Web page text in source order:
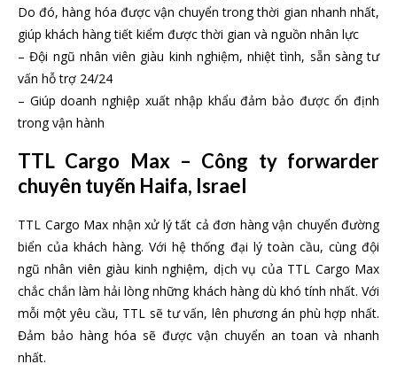
Do đó, hàng hóa được vận chuyển trong thời gian nhanh nhất,
giúp khách hàng tiết kiểm được thời gian và nguồn nhân lực
– Đội ngũ nhân viên giàu kinh nghiệm, nhiệt tình, sẵn sàng tư
vấn hỗ trợ 24/24
– Giúp doanh nghiệp xuất nhập khẩu đảm bảo được ổn định
trong vận hành
TTL Cargo Max – Công ty forwarder
chuyên tuyến Haifa, Israel
TTL Cargo Max nhận xử lý tất cả đơn hàng vận chuyển đường
biển của khách hàng. Với hệ thống đại lý toàn cầu, cùng đội
ngũ nhân viên giàu kinh nghiệm, dịch vụ của TTL Cargo Max
chắc chắn làm hải lòng những khách hàng dù khó tính nhất. Với
mỗi một yêu cầu, TTL sẽ tư vấn, lên phương án phù hợp nhất.
Đảm bảo hàng hóa sẽ được vận chuyển an toan và nhanh
nhất.